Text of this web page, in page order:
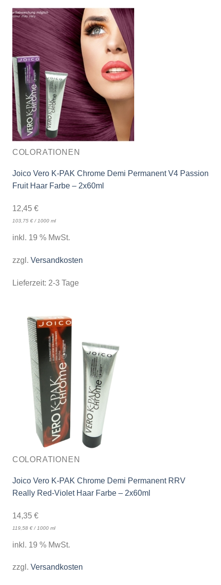
COLORATIONEN
Joico Vero K-PAK Chrome Demi Permanent V4 Passion
Fruit Haar Farbe – 2x60ml
12,45 €
103,75 €/ 1000 ml
inkl. 19 % MwSt.
zzgl. Versandkosten
Lieferzeit: 2-3 Tage
COLORATIONEN
Joico Vero K-PAK Chrome Demi Permanent RRV
Really Red-Violet Haar Farbe – 2x60ml
14,35 €
119,58 €/ 1000 ml
inkl. 19 % MwSt.
zzgl. Versandkosten